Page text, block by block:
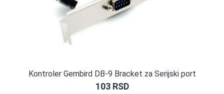
Kontroler Gembird DB-9 Bracket za Serijski port
103 RSD